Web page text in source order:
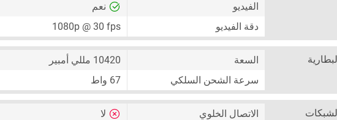
الفيديو
نعم
دقة الفيديو
1080p @ 30 fps
السعة
10420 مللي أمبير
سرعة الشحن السلكي
67 واط
الاتصال الخلوي لا